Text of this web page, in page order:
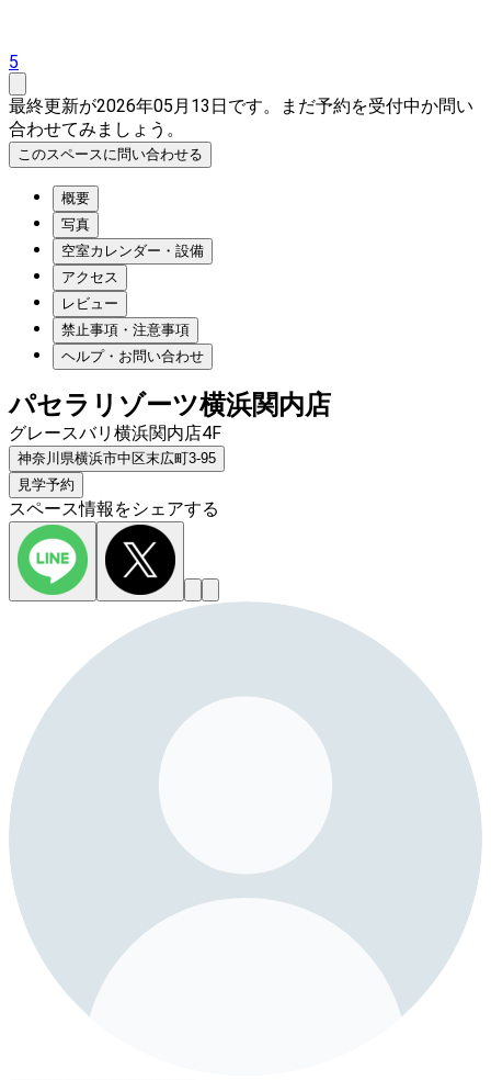
5
最終更新が2026年05月13日です。まだ予約を受付中か問い
合わせてみましょう。
このスペースに問い合わせる
概要
写真
空室カレンダー・設備
アクセス
レビュー
禁止事項・注意事項
ヘルプ・お問い合わせ
パセラリゾーツ横浜関内店
グレースバリ横浜関内店4F
神奈川県横浜市中区末広町3-95
見学予約
スペース情報をシェアする